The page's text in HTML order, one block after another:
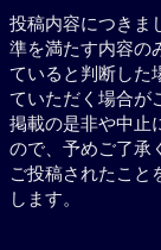
投稿内容につきま
準を満たす内容の
ていると判断した
ていただく場合が
掲載の是非や中止
ので、予めご了承
ご投稿されたこと
します。